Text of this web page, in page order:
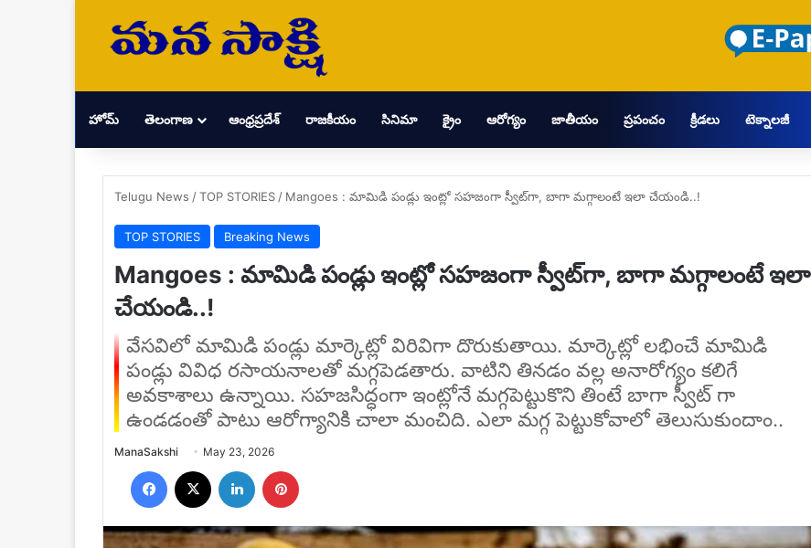
హోమ్ తెలంగాణ ఆంధ్రప్రదేశ్ రాజకీయం సినిమా క్రైం ఆరోగ్యం జాతీయం ప్రపంచం క్రీడలు టెక్నాలజీ
Telugu News /TOP STORIES / Mangoes : మామిడి పండ్లు ఇంట్లో సహజంగా స్వీట్‌గా, బాగా మగ్గాలంటే ఇలా చేయండి..!
TOP STORIES Breaking News
Mangoes : మామిడి పండ్లు ఇంట్లో సహజంగా స్వీట్‌గా, బాగా మగ్గాలంటే ఇలా
చేయండి..!
వేసవిలో మామిడి పండ్లు మార్కెట్లో విరివిగా దొరుకుతాయి. మార్కెట్లో లభించే మామిడి
పండ్లు వివిధ రసాయనాలతో మగ్గపెడతారు. వాటిని తినడం వల్ల అనారోగ్యం కలిగే
అవకాశాలు ఉన్నాయి. సహజసిద్ధంగా ఇంట్లోనే మగ్గపెట్టుకొని తింటే బాగా స్వీట్ గా
ఉండడంతో పాటు ఆరోగ్యానికి చాలా మంచిది. ఎలా మగ్గ పెట్టుకోవాలో తెలుసుకుందాం..
ManaSakshiSend
email
May 23, 2026
Facebook LinkedIn